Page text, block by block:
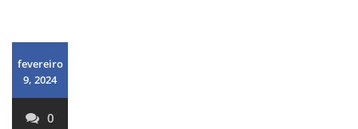
fevereiro
9, 2024
0